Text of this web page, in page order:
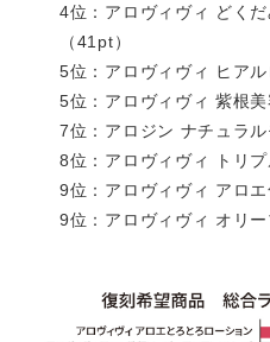
4位：アロヴィヴィ どく
（41pt）
5位：アロヴィヴィ ヒアル
5位：アロヴィヴィ 紫根美
7位：アロジン ナチュラ
8位：アロヴィヴィ トリプ
9位：アロヴィヴィ アロエ
9位：アロヴィヴィ オリ